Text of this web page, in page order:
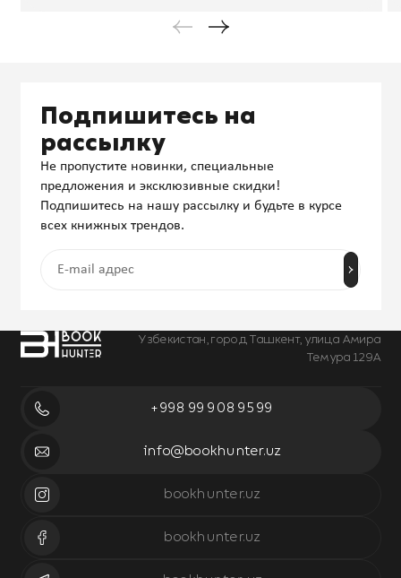
Узбекистан, город Ташкент, улица Амира
Темура 129А
+998 99 908 95 99
info@bookhunter.uz
bookhunter.uz
bookhunter.uz
Подпишитесь на
рассылку
Не пропустите новинки, специальные
предложения и эксклюзивные скидки!
Подпишитесь на нашу рассылку и будьте в курсе
всех книжных трендов.